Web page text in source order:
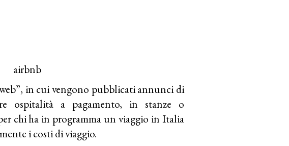
in cui vengono pubblicati annunci di
ospitalità a pagamento, in stanze o
chi ha in programma un viaggio in Italia
i costi di viaggio.